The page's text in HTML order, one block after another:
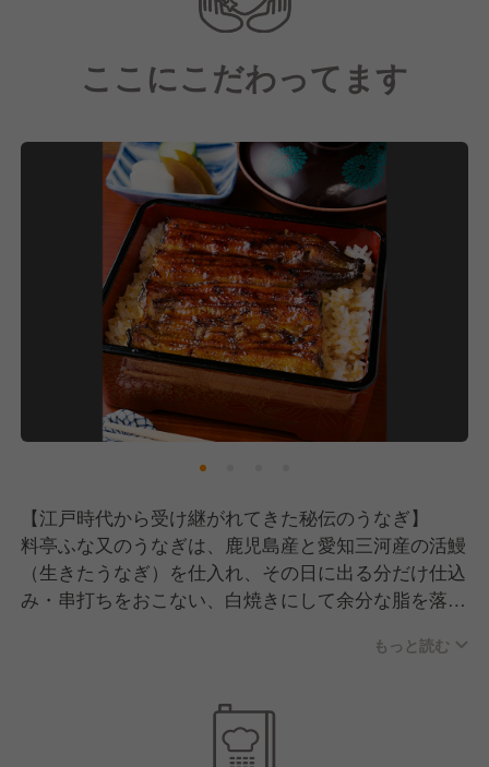
ここにこだわってます
【江戸時代から受け継がれてきた秘伝のうなぎ】
料亭ふな又のうなぎは、鹿児島産と愛知三河産の活鰻
（生きたうなぎ）を仕入れ、その日に出る分だけ仕込
み・串打ちをおこない、白焼きにして余分な脂を落と
分蒸し、それを代々受け継がれてきた秘伝のタレを付
でも、店主がしっかり教えていきますのでご安心くだ
もっと読む